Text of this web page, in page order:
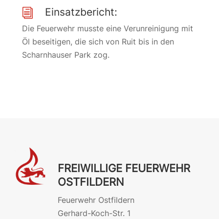
i Einsatzbericht:
Die Feuerwehr musste eine Verunreinigung mit
Öl beseitigen, die sich von Ruit bis in den
Scharnhauser Park zog.
FREIWILLIGE FEUERWEHR
OSTFILDERN
Feuerwehr Ostfildern
Gerhard-Koch-Str. 1